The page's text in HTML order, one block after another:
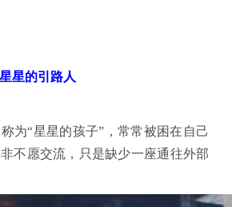
星的引路人
为“星星的孩子”，常常被困在自己
不愿交流，只是缺少一座通往外部